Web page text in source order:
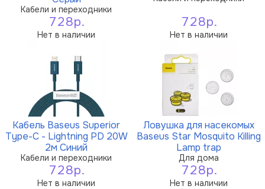
Кабели и переходники
728р.
Нет в наличии
728р.
Нет в наличии
Кабель Baseus Superior
Type-C - Lightning PD 20W
2м Синий
Кабели и переходники
728р.
Нет в наличии
Ловушка для насекомых
Baseus Star Mosquito Killing
Lamp trap
Для дома
728р.
Нет в наличии